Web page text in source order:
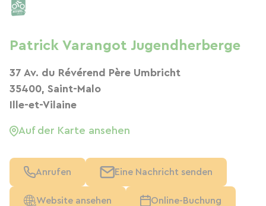
Patrick Varangot Jugendherberge
37 Av. du Révérend Père Umbricht
35400, Saint-Malo
Ille-et-Vilaine
Auf der Karte ansehen
Anrufen Eine Nachricht senden
Website ansehen Online-Buchung